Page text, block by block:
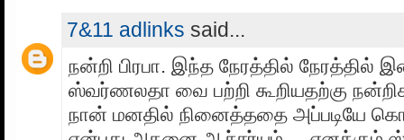
7&11 adlinks said...
நன்றி பிரபா. இந்த நேரத்தில் நேரத்தில்
ஸ்வர்ணலதா வை பற்றி கூறியதற்கு
நான் மனதில் நினைத்ததை அப்படியே